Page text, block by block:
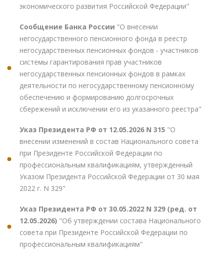
экономического развития Российской Федерации"
Сообщение Банка России "О внесении
негосударственного пенсионного фонда в реестр
негосударственных пенсионных фондов - участников
системы гарантирования прав участников
негосударственных пенсионных фондов в рамках
деятельности по негосударственному пенсионному
обеспечению и формированию долгосрочных
сбережений и исключении его из указанного реестра"
Указ Президента РФ от 12.05.2026 N 315 "О
внесении изменений в состав Национального совета
при Президенте Российской Федерации по
профессиональным квалификациям, утвержденный
Указом Президента Российской Федерации от 30 мая
2022 г. N 329"
Указ Президента РФ от 30.05.2022 N 329 (ред. от
12.05.2026) "Об утверждении состава Национального
совета при Президенте Российской Федерации по
профессиональным квалификациям"